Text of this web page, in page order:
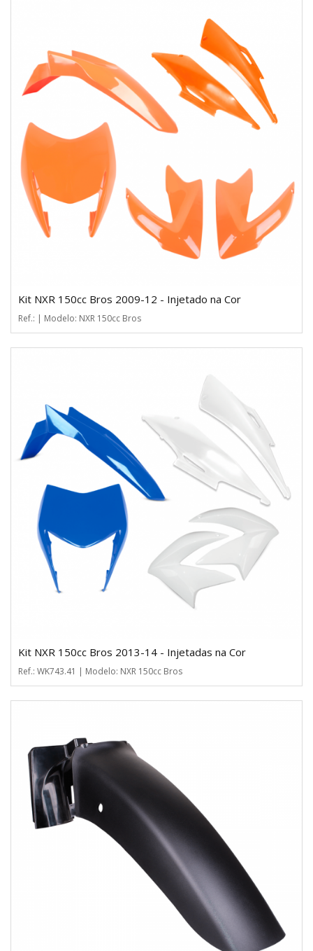
Kit NXR 150cc Bros 2009-12 - Injetado na Cor
Ref.: | Modelo: NXR 150cc Bros
Kit NXR 150cc Bros 2013-14 - Injetadas na Cor
Ref.: WK743.41 | Modelo: NXR 150cc Bros